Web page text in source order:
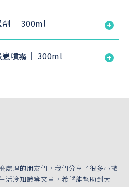
劑｜ 300ml
蟲噴霧｜ 300ml
處理的朋友們，我們分享了很多小撇
活冷知識等文章，希望能幫助到大